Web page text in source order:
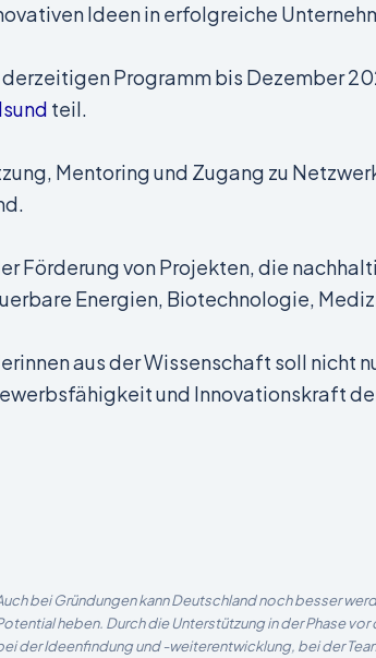
Ideen in erfolgreiche
Programm bis Dezember
teil.
Mentoring und Zugang zu
Förderung von Projekten, die
Energien, Biotechnologie,
aus der Wissenschaft soll nicht
und Innovationskraft
bei Gründungen kann Deutschland noch besser
heben. Durch die Unterstützung in der Phase
der Ideenfindung und -weiterentwicklung, bei der